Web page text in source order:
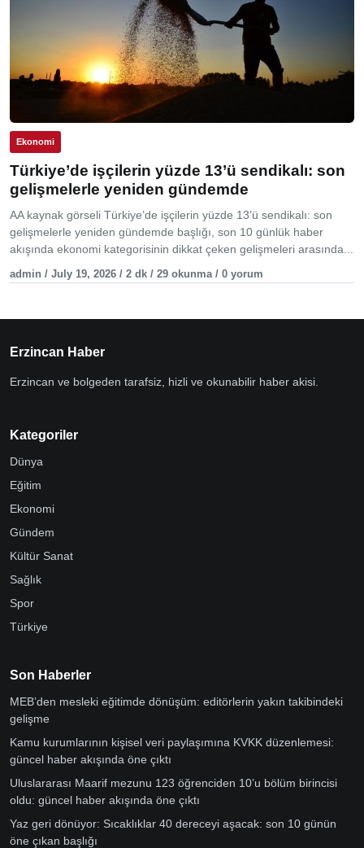
Ekonomi
Türkiye’de işçilerin yüzde 13’ü sendikalı: son
gelişmelerle yeniden gündemde
AA kaynak görseli Türkiye’de işçilerin yüzde 13’ü sendikalı: son
gelişmelerle yeniden gündemde başlığı, son 10 günlük haber
akışında ekonomi kategorisinin dikkat çeken gelişmeleri arasında...
admin / July 19, 2026 / 2 dk / 29 okunma / 0 yorum
Erzincan Haber
Erzincan ve bolgeden tarafsiz, hizli ve okunabilir haber akisi.
Kategoriler
Dünya
Eğitim
Ekonomi
Gündem
Kültür Sanat
Sağlık
Spor
Türkiye
Son Haberler
MEB’den mesleki eğitimde dönüşüm: editörlerin yakın takibindeki
gelişme
Kamu kurumlarının kişisel veri paylaşımına KVKK düzenlemesi:
güncel haber akışında öne çıktı
Uluslararası Maarif mezunu 123 öğrenciden 10’u bölüm birincisi
oldu: güncel haber akışında öne çıktı
Yaz geri dönüyor: Sıcaklıklar 40 dereceyi aşacak: son 10 günün
öne çıkan başlığı